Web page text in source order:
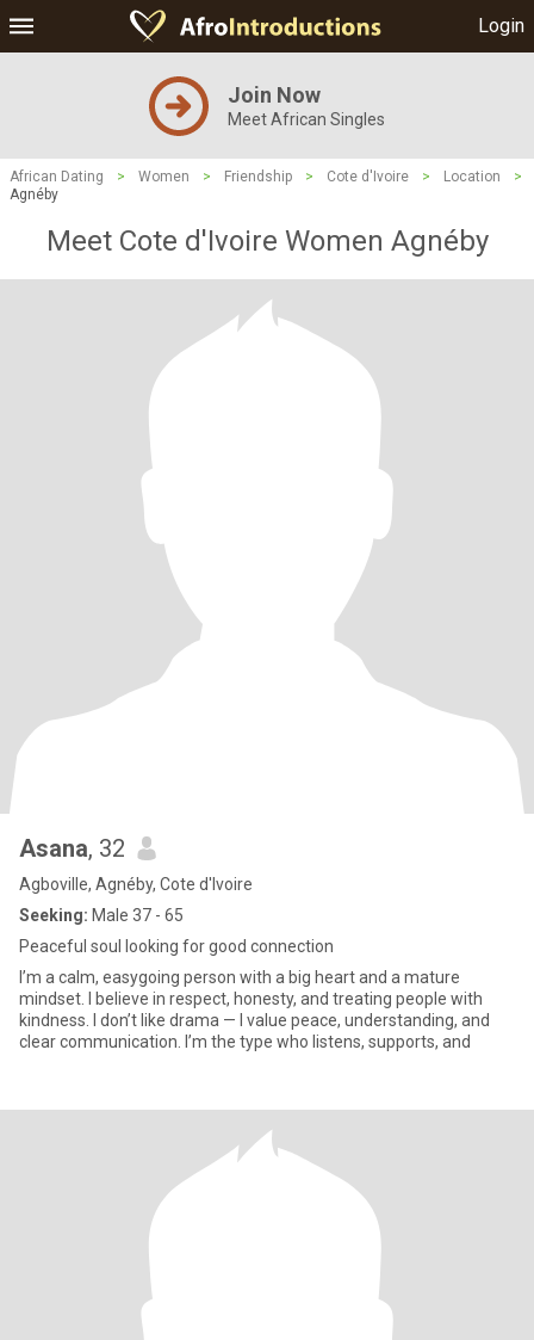
Login
Join Now
Meet African Singles
African Dating > Women > Friendship > Cote d'Ivoire > Location
>
Agnéby
Meet Cote d'Ivoire Women Agnéby
Asana, 32
Agboville, Agnéby, Cote d'Ivoire
Seeking: Male 37 - 65
Peaceful soul looking for good connection
I’m a calm, easygoing person with a big heart and a mature
mindset. I believe in respect, honesty, and treating people with
kindness. I don’t like drama — I value peace, understanding, and
clear communication. I’m the type who listens, supports, and